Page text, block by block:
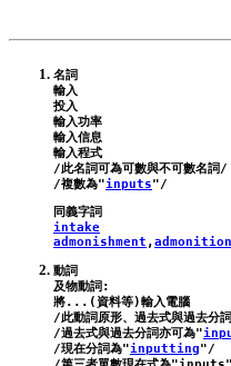
名詞
輸入
投入
輸入功率
輸入信息
輸入程式
/此名詞可為可數與不可數名詞/
/複數為"inputs
intake
admonishment ,admonition
動詞
及物動詞:
將...(資料等)輸入電腦
/此動詞原形、過去式與過去分
/過去式與過去分詞亦可為"
/現在分詞為"inputting"/